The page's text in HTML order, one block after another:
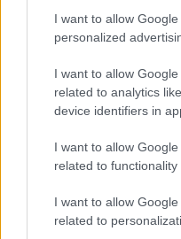
I want to allow
personalized
I want to allow
related to analytics
device identifiers in
I want to allow
related to
I want to allow
related to
köztulajdonban van,
ezekkel miért akarna
Érdemes megemlíteni
szolgáltató-választás
nagyon tolongtak a
lakosság kegyeiért.
hogy üzletileg nem túl
állam végülis
profitot kivenni a
(pl. Főgáz-